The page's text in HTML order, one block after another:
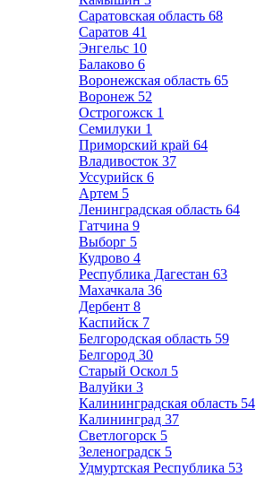
Саратовская область 68
Саратов 41
Энгельс 10
Балаково 6
Воронежская область 65
Воронеж 52
Острогожск 1
Семилуки 1
Приморский край 64
Владивосток 37
Уссурийск 6
Артем 5
Ленинградская область 64
Гатчина 9
Выборг 5
Кудрово 4
Республика Дагестан 63
Махачкала 36
Дербент 8
Каспийск 7
Белгородская область 59
Белгород 30
Старый Оскол 5
Валуйки 3
Калининградская область 54
Калининград 37
Светлогорск 5
Зеленоградск 5
Удмуртская Республика 53